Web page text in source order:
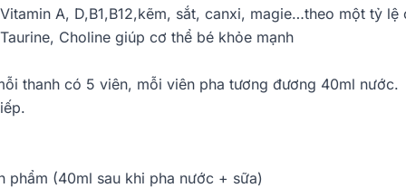
A, D,B1,B12,kẽm, sắt, canxi, magie…theo một tỷ
Choline giúp cơ thể bé khỏe mạnh
thanh có 5 viên, mỗi viên pha tương đương 40ml nước.
phẩm (40ml sau khi pha nước + sữa)